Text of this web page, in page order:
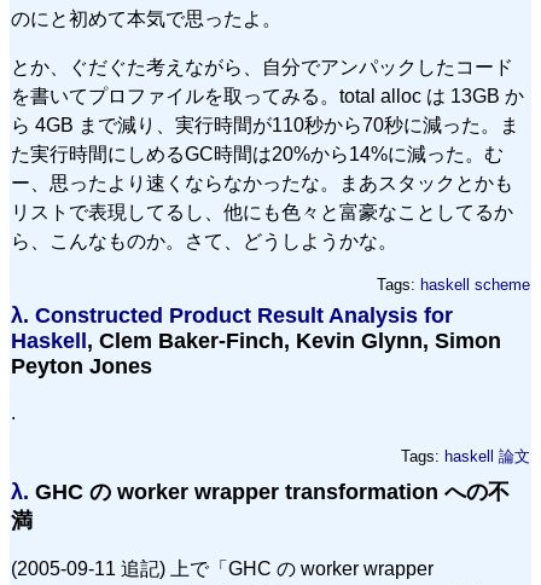
のにと初めて本気で思ったよ。
とか、ぐだぐた考えながら、自分でアンパックしたコード
を書いてプロファイルを取ってみる。total alloc は 13GB か
ら 4GB まで減り、実行時間が110秒から70秒に減った。ま
た実行時間にしめるGC時間は20%から14%に減った。む
ー、思ったより速くならなかったな。まあスタックとかも
リストで表現してるし、他にも色々と富豪なことしてるか
ら、こんなものか。さて、どうしようかな。
Tags: haskell scheme
λ. Constructed Product Result Analysis for
Haskell, Clem Baker-Finch, Kevin Glynn, Simon
Peyton Jones
.
Tags: haskell 論文
λ. GHC の worker wrapper transformation への不
満
(2005-09-11 追記) 上で「GHC の worker wrapper